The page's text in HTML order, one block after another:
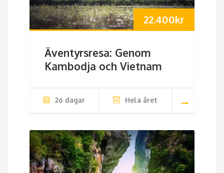
22.400kr
Äventyrsresa: Genom
Kambodja och Vietnam
26 dagar Hela året